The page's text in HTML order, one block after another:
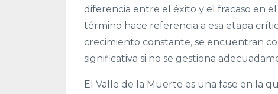
diferencia entre el éxito y el fracaso en
término hace referencia a esa etapa
crecimiento constante, se encuentran
significativa si no se gestiona
El Valle de la Muerte es una fase en la